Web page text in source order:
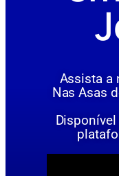
Assista a
Nas Asas